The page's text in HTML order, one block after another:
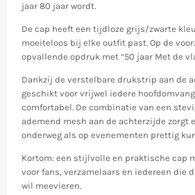
jaar 80 jaar wordt.
De cap heeft een tijdloze grijs/zwarte
moeiteloos bij elke outfit past. Op de
opvallende opdruk met “50 jaar Met de
Dankzij de verstelbare drukstrip aan de
geschikt voor vrijwel iedere
comfortabel. De combinatie van een
ademend mesh aan de achterzijde zorgt
onderweg als op evenementen prettig
Kortom: een stijlvolle en praktische cap
voor fans, verzamelaars en iedereen die
wil meevieren.